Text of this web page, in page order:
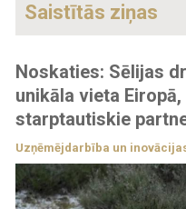
Saistītās ziņas
Noskaties: Sēlijas
unikāla vieta
starptautiskie
Uzņēmējdarbība un